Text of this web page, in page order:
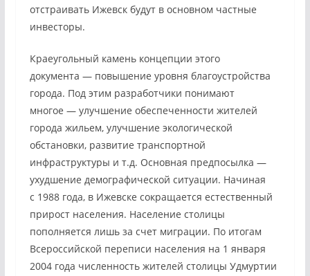
отстраивать Ижевск будут в основном частные
инвесторы.
Краеугольный камень концепции этого
документа — повышение уровня благоустройства
города. Под этим разработчики понимают
многое — улучшение обеспеченности жителей
города жильем, улучшение экологической
обстановки, развитие транспортной
инфраструктуры и т.д. Основная предпосылка —
ухудшение демографической ситуации. Начиная
с 1988 года, в Ижевске сокращается естественный
прирост населения. Население столицы
пополняется лишь за счет миграции. По итогам
Всероссийской переписи населения на 1 января
2004 года численность жителей столицы Удмуртии